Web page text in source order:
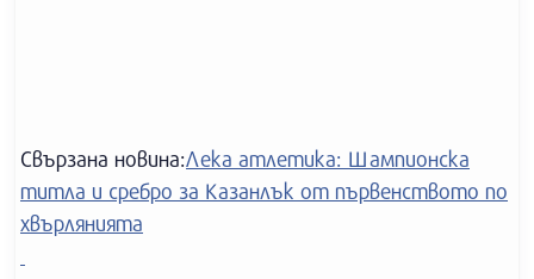
Свързана новина:Лека атлетика: Шампионска
титла и сребро за Казанлък от първенството по
хвърлянията